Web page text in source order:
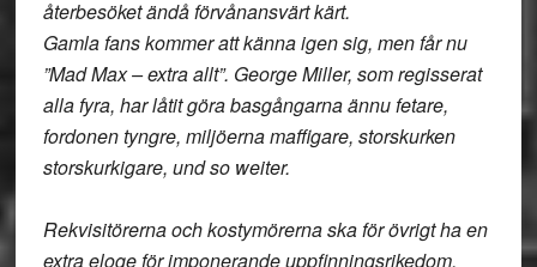
återbesöket ändå förvånansvärt kärt.
Gamla fans kommer att känna igen sig, men får nu
”Mad Max – extra allt”. George Miller, som regisserat
alla fyra, har låtit göra basgångarna ännu fetare,
fordonen tyngre, miljöerna maffigare, storskurken
storskurkigare, und so weiter.
Rekvisitörerna och kostymörerna ska för övrigt ha en
extra eloge för imponerande uppfinningsrikedom,